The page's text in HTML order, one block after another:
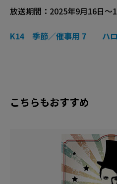
放送期間：2025年9月16日～
K14 季節／催事用 7 ハロ
こちらもおすすめ